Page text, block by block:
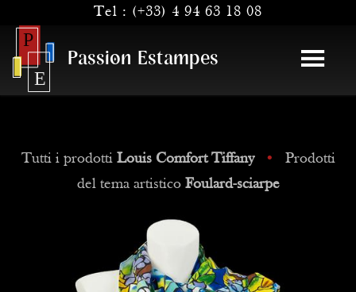
Tel : (+33) 4 94 63 18 08
Passion Estampes
Tutti i prodotti Louis Comfort Tiffany •
Prodotti
del tema artistico Foulard-sciarpe